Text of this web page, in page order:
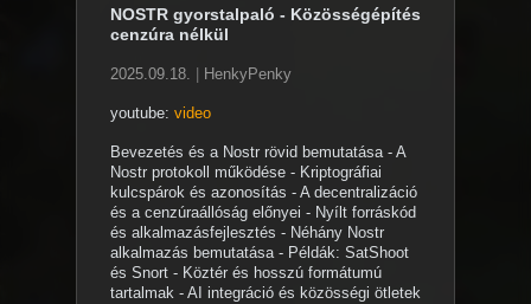
NOSTR gyorstalpaló - Közösségépítés
cenzúra nélkül
2025.09.18. HenkyPenky
youtube: video
Bevezetés és a Nostr rövid bemutatása - A
Nostr protokoll működése - Kriptográfiai
kulcspárok és azonosítás - A decentralizáció
és a cenzúraállóság előnyei - Nyílt forráskód
és alkalmazásfejlesztés - Néhány Nostr
alkalmazás bemutatása - Példák: SatShoot
és Snort - Köztér és hosszú formátumú
tartalmak - AI integráció és közösségi ötletek